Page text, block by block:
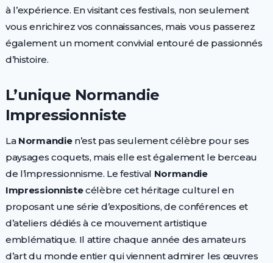
à l’expérience. En visitant ces festivals, non seulement
vous enrichirez vos connaissances, mais vous passerez
également un moment convivial entouré de passionnés
d’histoire.
L’unique Normandie
Impressionniste
La Normandien’est pas seulement célèbre pour ses
paysages coquets, mais elle est également le berceau
de l’impressionnisme. Le festival Normandie
Impressionnistecélèbre cet héritage culturel en
proposant une série d’expositions, de conférences et
d’ateliers dédiés à ce mouvement artistique
emblématique. Il attire chaque année des amateurs
d’art du monde entier qui viennent admirer les œuvres